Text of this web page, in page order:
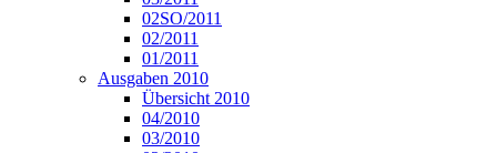
02SO/2011
02/2011
01/2011
Ausgaben 2010
Übersicht 2010
04/2010
03/2010